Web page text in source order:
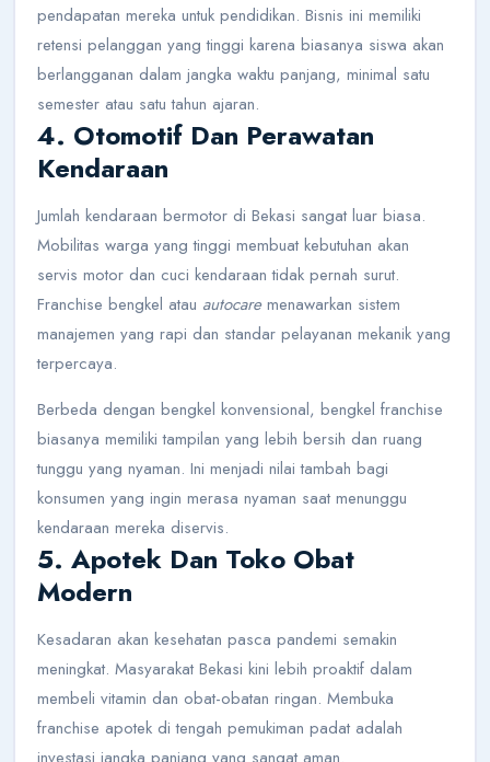
pendapatan mereka untuk pendidikan. Bisnis ini memiliki
retensi pelanggan yang tinggi karena biasanya siswa akan
berlangganan dalam jangka waktu panjang, minimal satu
semester atau satu tahun ajaran.
4. Otomotif Dan Perawatan
Kendaraan
Jumlah kendaraan bermotor di Bekasi sangat luar biasa.
Mobilitas warga yang tinggi membuat kebutuhan akan
servis motor dan cuci kendaraan tidak pernah surut.
Franchise bengkel atau autocaremenawarkan sistem
manajemen yang rapi dan standar pelayanan mekanik yang
terpercaya.
Berbeda dengan bengkel konvensional, bengkel franchise
biasanya memiliki tampilan yang lebih bersih dan ruang
tunggu yang nyaman. Ini menjadi nilai tambah bagi
konsumen yang ingin merasa nyaman saat menunggu
kendaraan mereka diservis.
5. Apotek Dan Toko Obat
Modern
Kesadaran akan kesehatan pasca pandemi semakin
meningkat. Masyarakat Bekasi kini lebih proaktif dalam
membeli vitamin dan obat-obatan ringan. Membuka
franchise apotek di tengah pemukiman padat adalah